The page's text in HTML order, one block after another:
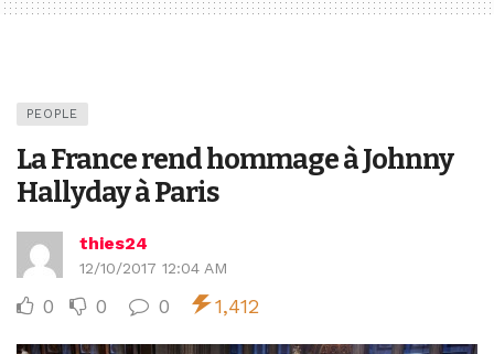
PEOPLE
La France rend hommage à Johnny
Hallyday à Paris
thies24
12/10/2017 12:04 AM
0 0 0 1,412